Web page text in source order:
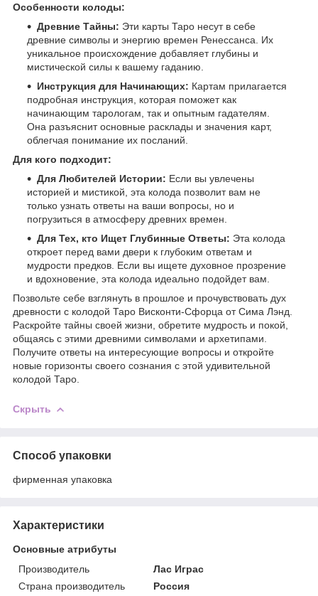
Особенности колоды:
Древние Тайны: Эти карты Таро несут в себе
древние символы и энергию времен Ренессанса. Их
уникальное происхождение добавляет глубины и
мистической силы к вашему гаданию.
Инструкция для Начинающих: Картам прилагается
подробная инструкция, которая поможет как
начинающим тарологам, так и опытным гадателям.
Она разъяснит основные расклады и значения карт,
облегчая понимание их посланий.
Для кого подходит:
Для Любителей Истории: Если вы увлечены
историей и мистикой, эта колода позволит вам не
только узнать ответы на ваши вопросы, но и
погрузиться в атмосферу древних времен.
Для Тех, кто Ищет Глубинные Ответы: Эта колода
откроет перед вами двери к глубоким ответам и
мудрости предков. Если вы ищете духовное прозрение
и вдохновение, эта колода идеально подойдет вам.
Позвольте себе взглянуть в прошлое и прочувствовать дух
древности с колодой Таро Висконти-Сфорца от Сима Лэнд.
Раскройте тайны своей жизни, обретите мудрость и покой,
общаясь с этими древними символами и архетипами.
Получите ответы на интересующие вопросы и откройте
новые горизонты своего сознания с этой удивительной
колодой Таро.
Скрыть
Способ упаковки
фирменная упаковка
Характеристики
Основные атрибуты
Производитель
Лас Играс
Страна производитель
Россия